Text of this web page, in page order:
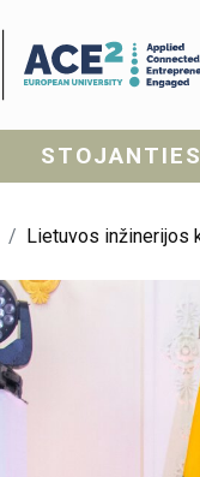
Lietuvos inžinerijos